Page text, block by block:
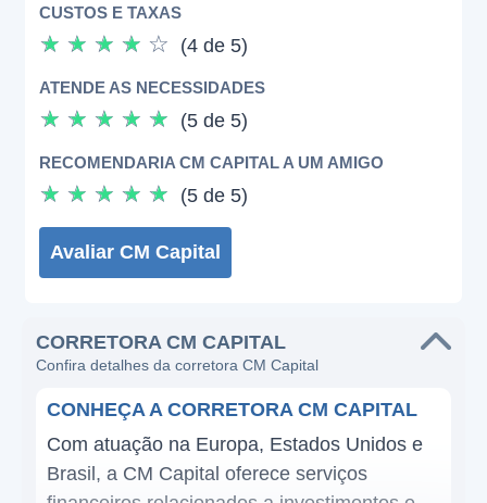
CUSTOS E TAXAS
☆ ☆ ☆ ☆ ☆ (4 de 5)
ATENDE AS NECESSIDADES
☆ ☆ ☆ ☆ ☆ (5 de 5)
RECOMENDARIA CM CAPITAL A UM AMIGO
☆ ☆ ☆ ☆ ☆ (5 de 5)
Avaliar CM Capital
CORRETORA CM CAPITAL
Confira detalhes da corretora CM Capital
CONHEÇA A CORRETORA CM CAPITAL
Com atuação na Europa, Estados Unidos e
Brasil, a CM Capital oferece serviços